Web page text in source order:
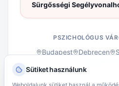
Sütiket használunk
Sürgősségi
PSZICHOLÓGUS
Budapest Debrecen
ÁSZF – KlienseknekÁSZF